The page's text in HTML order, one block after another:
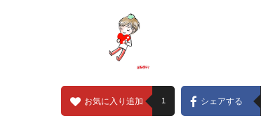
お気に入り追加 1 シェアする